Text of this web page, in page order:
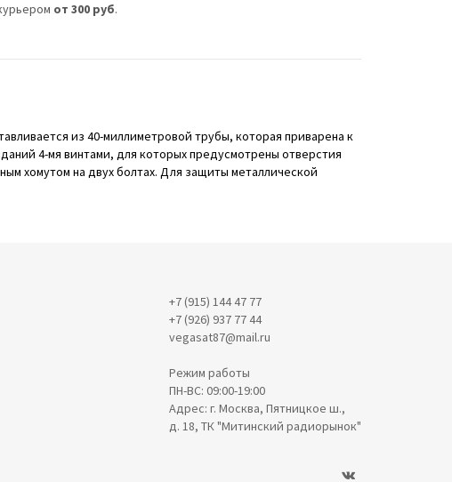
от 300 руб.
из 40-миллиметровой трубы, которая приварена к
4-мя винтами, для которых предусмотрены отверстия
хомутом на двух болтах. Для защиты металлической
+7 (915) 144 47 77
+7 (926) 937 77 44
vegasat87@mail.ru
Режим работы
ПН-ВС: 09:00-19:00
Адрес: г. Москва, Пятницкое ш.,
д. 18, ТК "Митинский радиорынок"